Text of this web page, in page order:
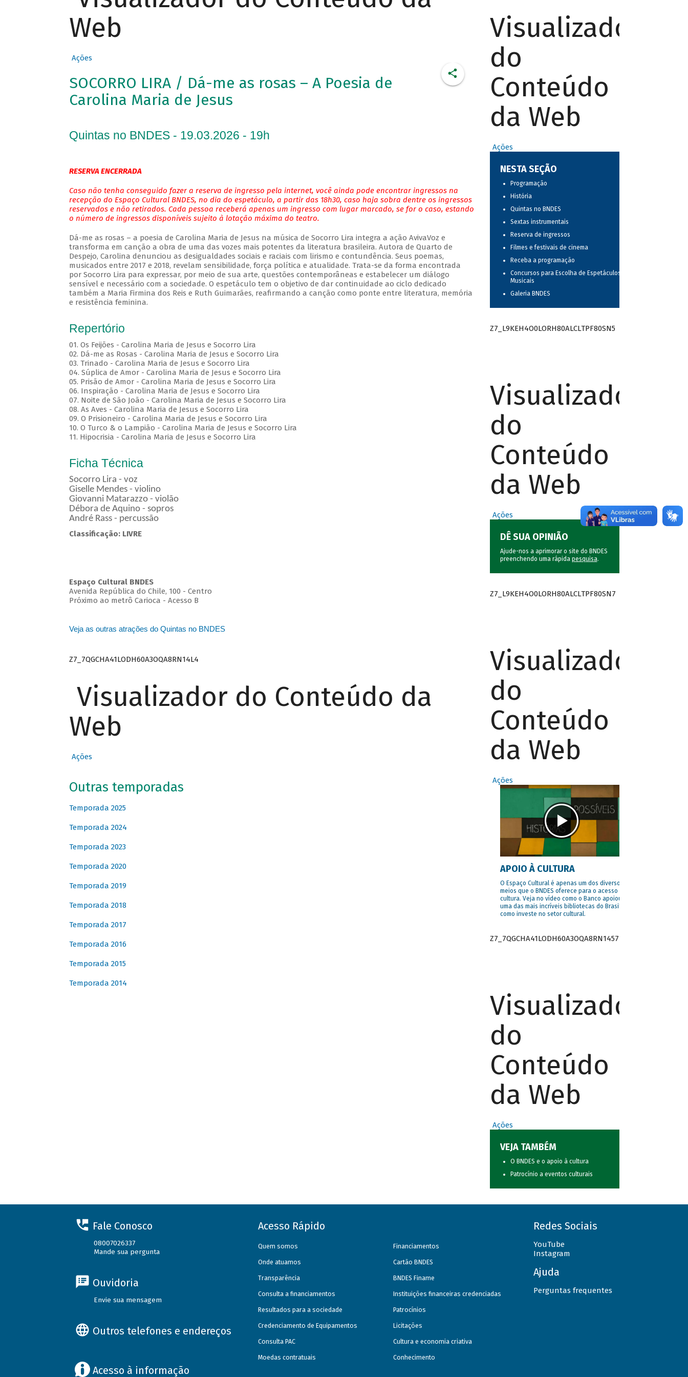
Web
Ações
SOCORRO LIRA / Dá-me as rosas – A Poesia de
Carolina Maria de Jesus
Quintas no BNDES - 19.03.2026 - 19h
RESERVA ENCERRADA
Caso não tenha conseguido fazer a reserva de ingresso pela internet, você ainda pode encontrar ingressos na
recepção do Espaço Cultural BNDES, no dia do espetáculo, a partir das 18h30, caso haja sobra dentre os ingressos
reservados e não retirados. Cada pessoa receberá apenas um ingresso com lugar marcado, se for o caso, estando
o número de ingressos disponíveis sujeito à lotação máxima do teatro.
Dá-me as rosas – a poesia de Carolina Maria de Jesus na música de Socorro Lira integra a ação AvivaVoz e
transforma em canção a obra de uma das vozes mais potentes da literatura brasileira. Autora de Quarto de
Despejo, Carolina denunciou as desigualdades sociais e raciais com lirismo e contundência. Seus poemas,
musicados entre 2017 e 2018, revelam sensibilidade, força política e atualidade. Trata-se da forma encontrada
por Socorro Lira para expressar, por meio de sua arte, questões contemporâneas e estabelecer um diálogo
sensível e necessário com a sociedade. O espetáculo tem o objetivo de dar continuidade ao ciclo dedicado
também a Maria Firmina dos Reis e Ruth Guimarães, reafirmando a canção como ponte entre literatura, memória
e resistência feminina.
Repertório
01. Os Feijões - Carolina Maria de Jesus e Socorro Lira
02. Dá-me as Rosas - Carolina Maria de Jesus e Socorro Lira
03. Trinado - Carolina Maria de Jesus e Socorro Lira
04. Súplica de Amor - Carolina Maria de Jesus e Socorro Lira
05. Prisão de Amor - Carolina Maria de Jesus e Socorro Lira
06. Inspiração - Carolina Maria de Jesus e Socorro Lira
07. Noite de São João - Carolina Maria de Jesus e Socorro Lira
08. As Aves - Carolina Maria de Jesus e Socorro Lira
09. O Prisioneiro - Carolina Maria de Jesus e Socorro Lira
10. O Turco & o Lampião - Carolina Maria de Jesus e Socorro Lira
11. Hipocrisia - Carolina Maria de Jesus e Socorro Lira
Ficha Técnica
Socorro Lira - voz
Giselle Mendes - violino
Giovanni Matarazzo - violão
Débora de Aquino - sopros
André Rass - percussão
Classificação: LIVRE
Espaço Cultural BNDES
Avenida República do Chile, 100 - Centro
Próximo ao metrô Carioca - Acesso B
Veja as outras atrações do Quintas no BNDES
Z7_7QGCHA41LODH60A3OQA8RN14L4
Visualizador do Conteúdo da
Web
Ações
Outras temporadas
Temporada 2025
Temporada 2024
Temporada 2023
Temporada 2020
Temporada 2019
Temporada 2018
Temporada 2017
Temporada 2016
Temporada 2015
Temporada 2014
Visualizador
do
Conteúdo
da Web
Ações
NESTA SEÇÃO
Programação
História
Quintas no BNDES
Sextas instrumentais
Reserva de ingressos
Filmes e festivais de cinema
Receba a programação
Concursos para Escolha de Espetáculos
Musicais
Galeria BNDES
Z7_L9KEH4O0LORH80ALCLTPF80SN5
Visualizador
do
Conteúdo
da Web
Ações
DÊ SUA OPINIÃO
Ajude-nos a aprimorar o site do BNDES
preenchendo uma rápida pesquisa.
Z7_L9KEH4O0LORH80ALCLTPF80SN7
Visualizador
do
Conteúdo
da Web
Ações
APOIO À CULTURA
O Espaço Cultural é apenas um dos diversos
meios que o BNDES oferece para o acesso à
cultura. Veja no vídeo como o Banco apoiou
uma das mais incríveis bibliotecas do Brasil e
como investe no setor cultural.
Z7_7QGCHA41LODH60A3OQA8RN1457
Visualizador
do
Conteúdo
da Web
Ações
VEJA TAMBÉM
O BNDES e o apoio à cultura
Patrocínio a eventos culturais
Fale Conosco
08007026337
Mande sua pergunta
Ouvidoria
Envie sua mensagem
Outros telefones e endereços
Acesso à informação
Acesso Rápido
Quem somos
Onde atuamos
Transparência
Consulta a financiamentos
Resultados para a sociedade
Credenciamento de Equipamentos
Consulta PAC
Moedas contratuais
Financiamentos
Cartão BNDES
BNDES Finame
Instituições financeiras credenciadas
Patrocínios
Licitações
Cultura e economia criativa
Conhecimento
Redes Sociais
YouTube
Instagram
Ajuda
Perguntas frequentes